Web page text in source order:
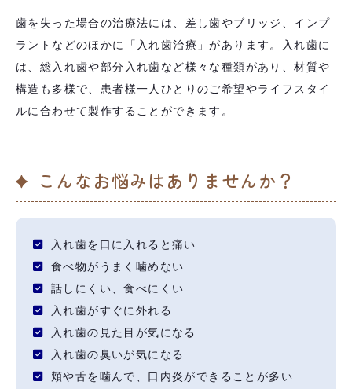
歯を失った場合の治療法には、差し歯やブリッジ、インプ
ラントなどのほかに「入れ歯治療」があります。入れ歯に
は、総入れ歯や部分入れ歯など様々な種類があり、材質や
構造も多様で、患者様一人ひとりのご希望やライフスタイ
ルに合わせて製作することができます。
こんなお悩みはありませんか？
入れ歯を口に入れると痛い
食べ物がうまく噛めない
話しにくい、食べにくい
入れ歯がすぐに外れる
入れ歯の見た目が気になる
入れ歯の臭いが気になる
頬や舌を噛んで、口内炎ができることが多い